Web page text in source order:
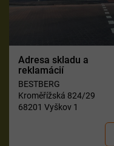
Adresa skladu a
reklamácií
BESTBERG
Kroměřížská 824/29
68201 Vyškov 1